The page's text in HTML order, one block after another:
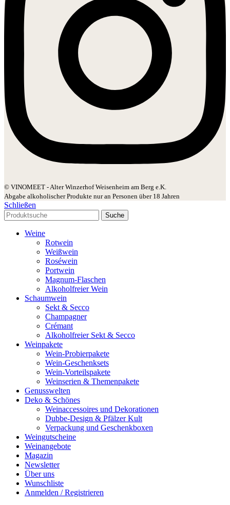
© VINOMEET - Alter Winzerhof Weisenheim am Berg e.K.
Abgabe alkoholischer Produkte nur an Personen über 18 Jahren
Schließen
Suche
Weine
Rotwein
Weißwein
Roséwein
Portwein
Magnum-Flaschen
Alkoholfreier Wein
Schaumwein
Sekt & Secco
Champagner
Crémant
Alkoholfreier Sekt & Secco
Weinpakete
Wein-Probierpakete
Wein-Geschenksets
Wein-Vorteilspakete
Weinserien & Themenpakete
Genusswelten
Deko & Schönes
Weinaccessoires und Dekorationen
Dubbe-Design & Pfälzer Kult
Verpackung und Geschenkboxen
Weingutscheine
Weinangebote
Magazin
Newsletter
Über uns
Wunschliste
Anmelden / Registrieren